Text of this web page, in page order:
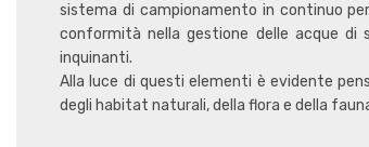
sistema di campionamento in continuo
conformità nella gestione delle acque di
inquinanti.
Alla luce di questi elementi è evidente
degli habitat naturali, della flora e della